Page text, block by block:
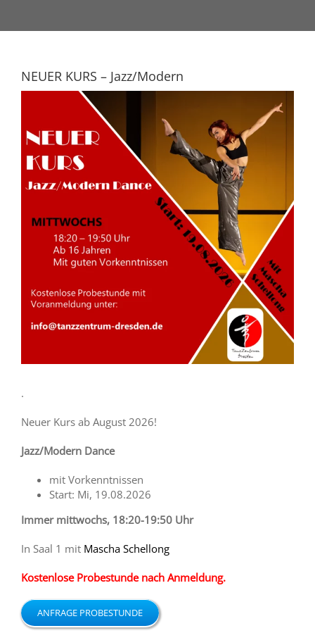
NEUER KURS – Jazz/Modern
.
Neuer Kurs ab August 2026!
Jazz/Modern Dance
mit Vorkenntnissen
Start: Mi, 19.08.2026
Immer mittwochs, 18:20-19:50Uhr
In Saal 1 mit Mascha Schellong
Kostenlose Probestunde nach Anmeldung.
ANFRAGE PROBESTUNDE